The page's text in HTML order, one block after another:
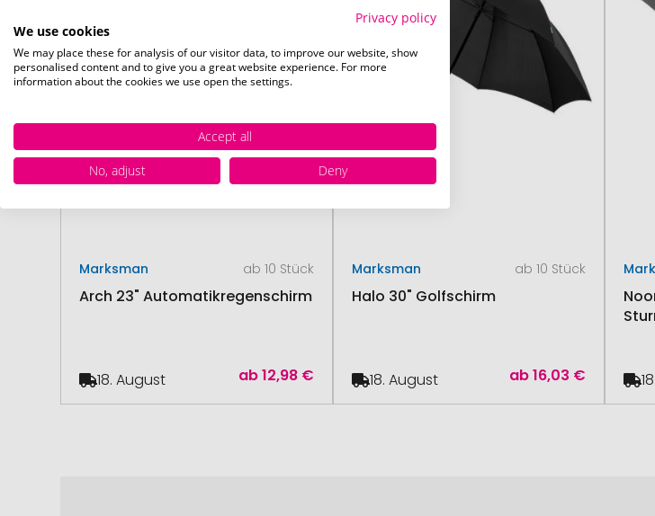
Marksman ab 10 Stück
Arch 23" Automatikregenschirm
ab12,98 €
18. August
Marksman ab 10 Stück
Halo 30" Golfschirm
ab16,03 €
18. August
Privacy policy
We use cookies
We may place these for analysis of our visitor data, to improve our website, show
personalised content and to give you a great website experience. For more
information about the cookies we use open the settings.
Accept all
No, adjust
Deny